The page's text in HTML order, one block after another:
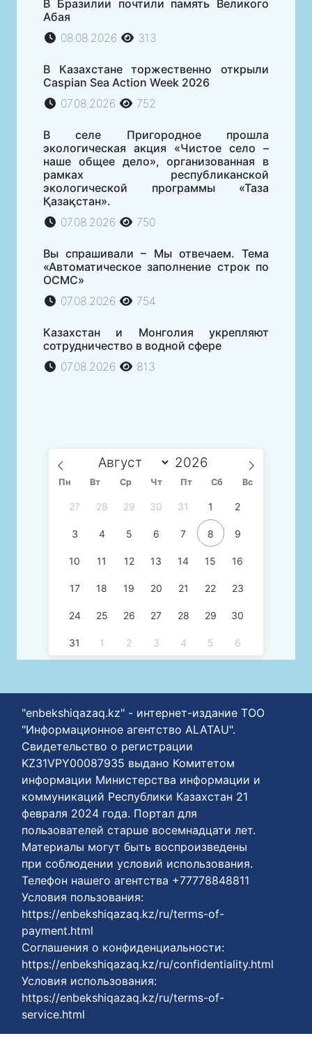
В Бразилии почтили память Великого
Абая
08.08.2026
313
В Казахстане торжественно открыли
Caspian Sea Action Week 2026
07.08.2026
752
В селе Пригородное прошла
экологическая акция «Чистое село –
наше общее дело», организованная в
рамках республиканской
экологической программы «Таза
Қазақстан».
07.08.2026
750
Вы спрашивали – Мы отвечаем. Тема
«Автоматическое заполнение строк по
ОСМС»
07.08.2026
754
Казахстан и Монголия укрепляют
сотрудничество в водной сфере
07.08.2026
813
Пн Вт Ср Чт Пт Сб Вс
27 28 29 30 31 1 2
3 4 5 6 7 8 9
10 11 12 13 14 15 16
17 18 19 20 21 22 23
24 25 26 27 28 29 30
31 1 2 3 4 5 6
"enbekshiqazaq.kz" - интернет-издание ТОО
"Информационное агентство ALATAU".
Свидетельство о регистрации
KZ31VPY00087935 выдано Комитетом
информации Министерства информации и
коммуникаций Республики Казахстан 21
февраля 2024 года. Портал для
пользователей старше восемнадцати лет.
Материалы могут быть воспроизведены
при соблюдении условий использования.
Телефон нашего агентства +77778848811
Условия пользования:
https://enbekshiqazaq.kz/ru/terms-of-
payment.html
Соглашения о конфиденциальности:
https://enbekshiqazaq.kz/ru/confidentiality.html
Условия использования:
https://enbekshiqazaq.kz/ru/terms-of-
service.html